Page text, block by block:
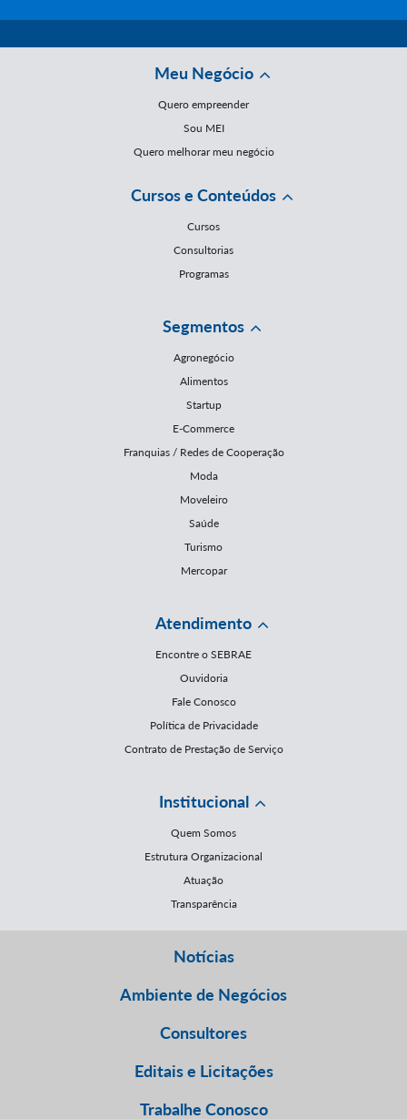
Meu Negócio
Quero empreender
Sou MEI
Quero melhorar meu negócio
Cursos e Conteúdos
Cursos
Consultorias
Programas
Segmentos
Agronegócio
Alimentos
Startup
E-Commerce
Franquias / Redes de Cooperação
Moda
Moveleiro
Saúde
Turismo
Mercopar
Atendimento
Encontre o SEBRAE
Ouvidoria
Fale Conosco
Política de Privacidade
Contrato de Prestação de Serviço
Institucional
Quem Somos
Estrutura Organizacional
Atuação
Transparência
Notícias
Ambiente de Negócios
Consultores
Editais e Licitações
Trabalhe Conosco